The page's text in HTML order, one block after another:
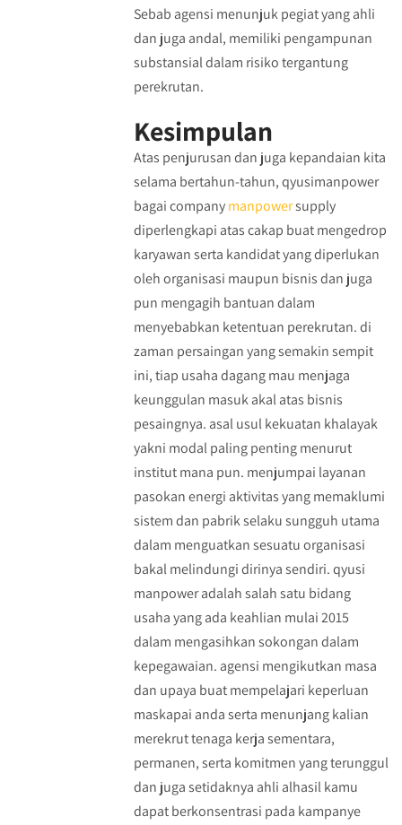
Sebab agensi menunjuk pegiat yang ahli
dan juga andal, memiliki pengampunan
substansial dalam risiko tergantung
perekrutan.
Kesimpulan
Atas penjurusan dan juga kepandaian kita
selama bertahun-tahun, qyusimanpower
bagai companymanpowersupply
diperlengkapi atas cakap buat mengedrop
karyawan serta kandidat yang diperlukan
oleh organisasi maupun bisnis dan juga
pun mengagih bantuan dalam
menyebabkan ketentuan perekrutan. di
zaman persaingan yang semakin sempit
ini, tiap usaha dagang mau menjaga
keunggulan masuk akal atas bisnis
pesaingnya. asal usul kekuatan khalayak
yakni modal paling penting menurut
institut mana pun. menjumpai layanan
pasokan energi aktivitas yang memaklumi
sistem dan pabrik selaku sungguh utama
dalam menguatkan sesuatu organisasi
bakal melindungi dirinya sendiri. qyusi
manpower adalah salah satu bidang
usaha yang ada keahlian mulai 2015
dalam mengasihkan sokongan dalam
kepegawaian. agensi mengikutkan masa
dan upaya buat mempelajari keperluan
maskapai anda serta menunjang kalian
merekrut tenaga kerja sementara,
permanen, serta komitmen yang terunggul
dan juga setidaknya ahli alhasil kamu
dapat berkonsentrasi pada kampanye